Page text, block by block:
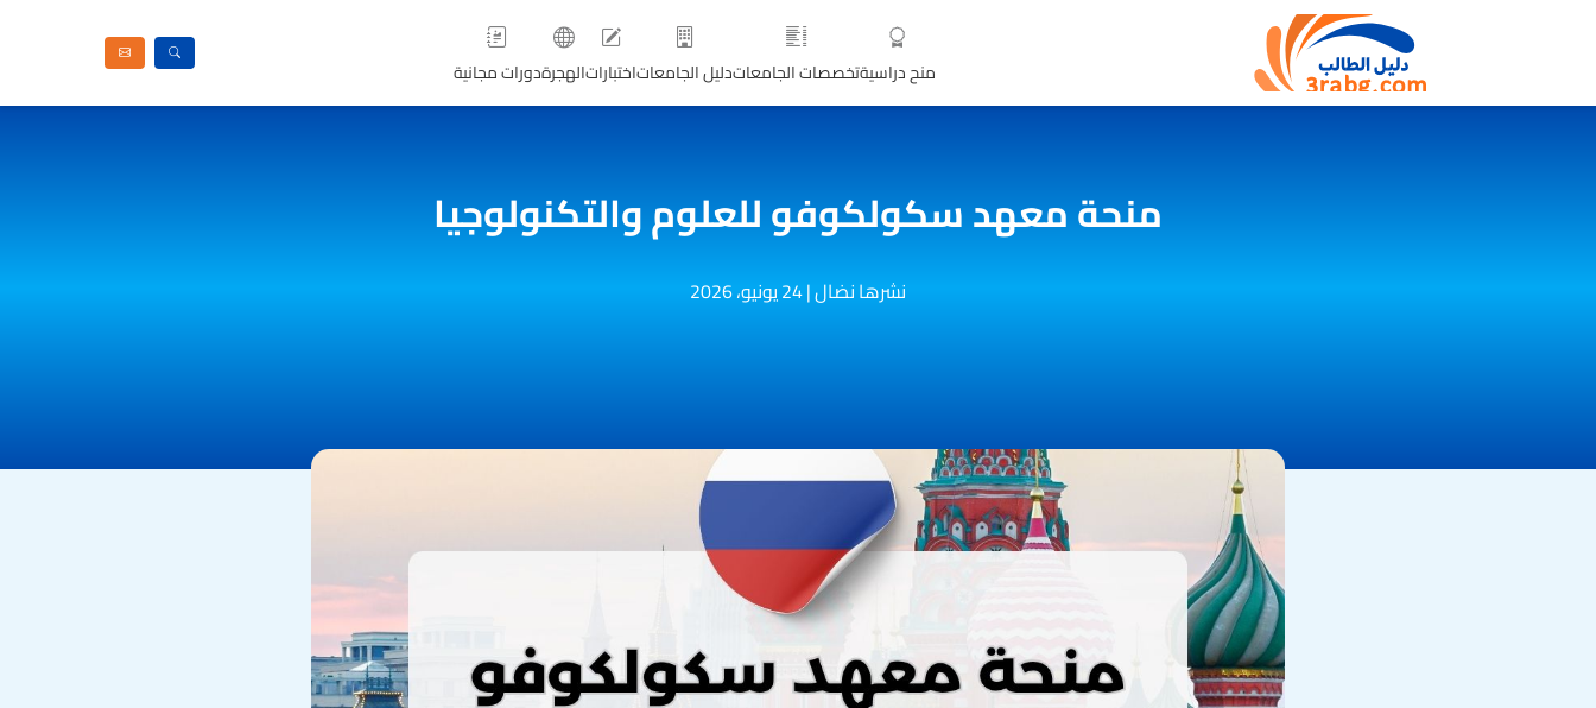
منح دراسيةتخصصات الجامعاتدليل الجامعاتاختباراتالهجرةدورات مجانية
منحة معهد سكولكوفو للعلوم والتكنولوجيا
نشرها نضال|24 يونيو، 2026